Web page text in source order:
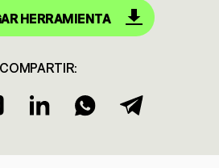
HERRAMIENTA
COMPARTIR: